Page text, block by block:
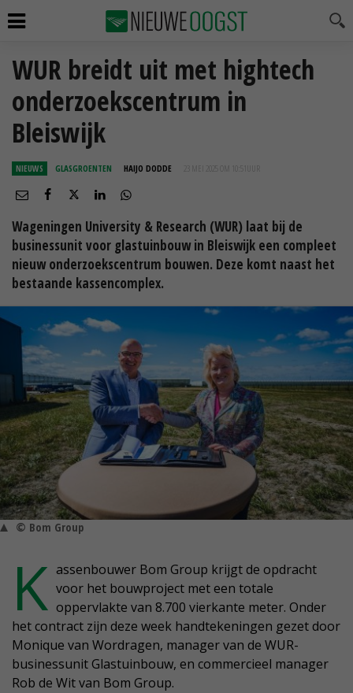
WUR breidt uit met hightech
onderzoekscentrum in
Bleiswijk
NIEUWS GLASGROENTEN HAIJO DODDE 23 MEI 2025 OM 10:51
Wageningen University & Research (WUR) laat bij de
businessunit voor glastuinbouw in Bleiswijk een compleet
nieuw onderzoekscentrum bouwen. Deze komt naast het
bestaande kassencomplex.
© Bom Group
K assenbouwer Bom Group krijgt de opdracht
voor het bouwproject met een totale
oppervlakte van 8.700 vierkante meter. Onder
het contract zijn deze week handtekeningen gezet door
Monique van Wordragen, manager van de WUR-
businessunit Glastuinbouw, en commercieel manager
Rob de Wit van Bom Group.